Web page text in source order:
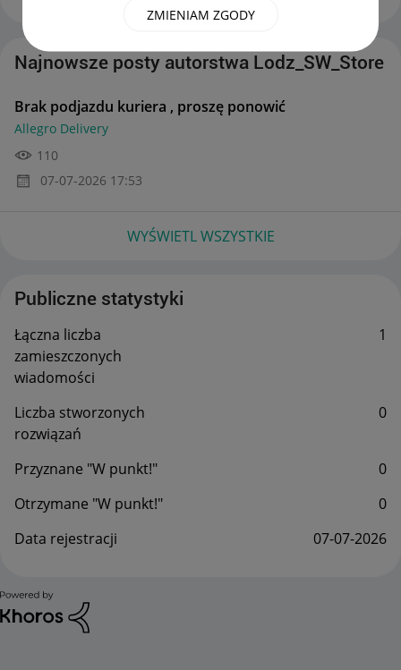
ZMIENIAM ZGODY
Najnowsze posty autorstwa Lodz_SW_Store
Brak podjazdu kuriera , proszę ponowić
Allegro Delivery
110
‎07-07-2026 17:53
WYŚWIETL WSZYSTKIE
Publiczne statystyki
Łączna liczba
zamieszczonych
wiadomości
1
Liczba stworzonych
rozwiązań
0
Przyznane "W punkt!"
0
Otrzymane "W punkt!"
0
Data rejestracji
‎07-07-2026